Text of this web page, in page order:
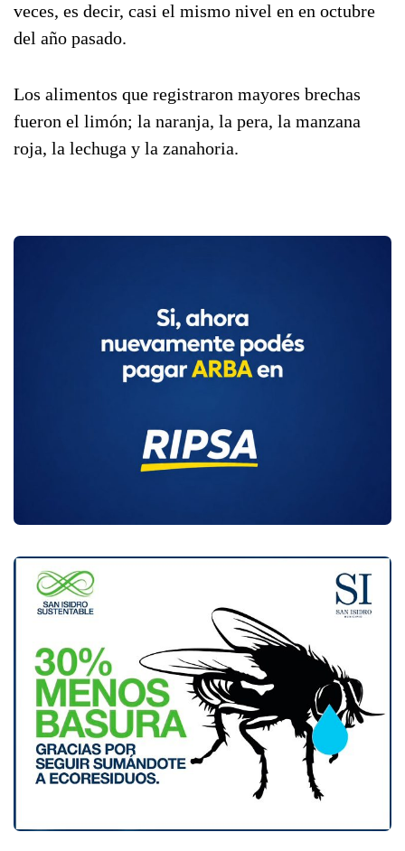
veces, es decir, casi el mismo nivel en en octubre
del año pasado.
Los alimentos que registraron mayores brechas
fueron el limón; la naranja, la pera, la manzana
roja, la lechuga y la zanahoria.